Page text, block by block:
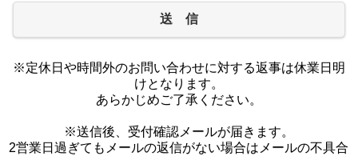
送 信
※定休日や時間外のお問い合わせに対する返事は休業日明
けとなります。
あらかじめご了承ください。
※送信後、受付確認メールが届きます。
2営業日過ぎてもメールの返信がない場合はメールの不具合